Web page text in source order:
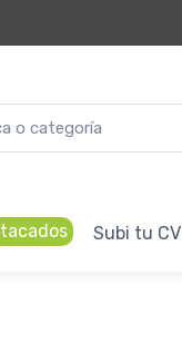
Subi tu CV